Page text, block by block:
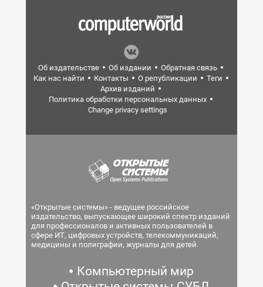
Об издательстве Об издании
Обратная связь
Как нас найти
Контакты О републикации
Теги
Архив изданий
Политика обработки персональных данных
Change privacy settings
«Открытые системы» - ведущее российское
издательство, выпускающее широкий спектр изданий
для профессионалов и активных пользователей в
сфере ИТ, цифровых устройств, телекоммуникаций,
медицины и полиграфии, журналы для детей.
Компьютерный мир